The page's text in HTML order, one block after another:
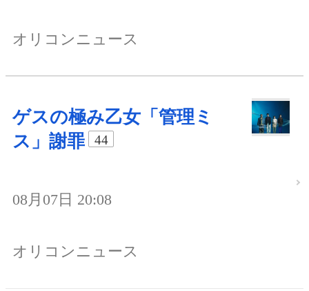
オリコンニュース
ゲスの極み乙女「管理ミ
ス」謝罪
44
08月07日 20:08
オリコンニュース